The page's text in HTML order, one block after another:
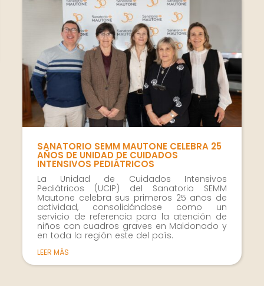
SANATORIO SEMM MAUTONE CELEBRA 25
AÑOS DE UNIDAD DE CUIDADOS
INTENSIVOS PEDIÁTRICOS
La Unidad de Cuidados Intensivos
Pediátricos (UCIP) del Sanatorio SEMM
Mautone celebra sus primeros 25 años de
actividad, consolidándose como un
servicio de referencia para la atención de
niños con cuadros graves en Maldonado y
en toda la región este del país.
LEER MÁS
la web.
Experiencia
Para que
nuestra web
funcione lo
mejor posible
visita. Si
rechaza estas
cookies,
algunas
funcionalidades
desaparecerán
de la web.